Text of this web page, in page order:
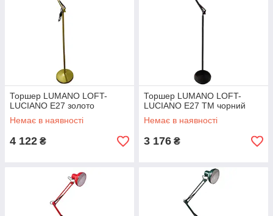
Торшер LUMANO LOFT-
LUCIANO E27 золото
Немає в наявності
4 122 ₴
Торшер LUMANO LOFT-
LUCIANO E27 TM чорний
Немає в наявності
3 176 ₴